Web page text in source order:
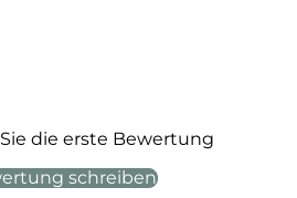
die erste Bewertung
schreiben